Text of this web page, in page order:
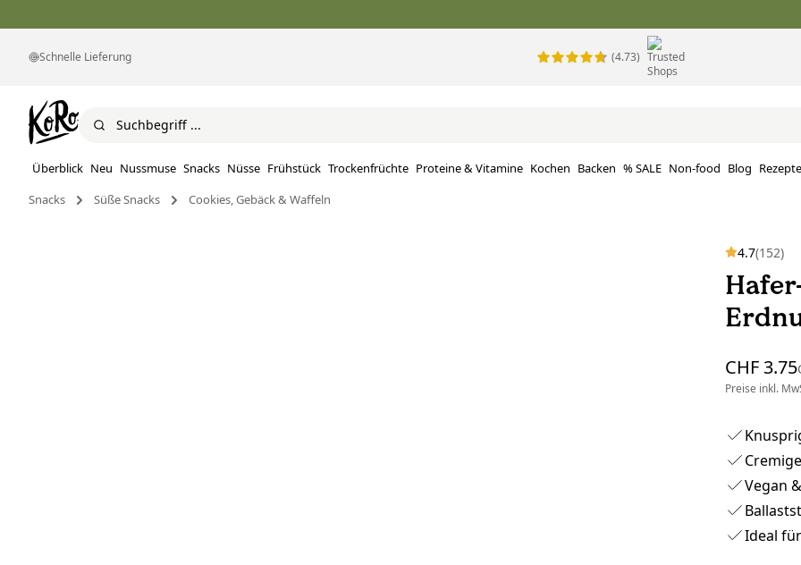
Schnelle Lieferung (4.73)
Überblick Neu Nussmuse Snacks Nüsse Frühstück Trockenfrüchte Proteine ​​& Vitamine Kochen Backen % SALE Non-food Blog Rezepte
Snacks
Süße Snacks Cookies, Gebäck & Waffeln
4.7(152)
CHF 3.75
Preise inkl.
Vegan
Ideal